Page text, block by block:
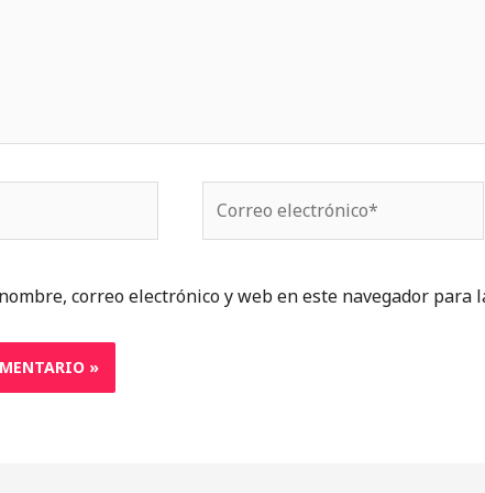
electrónico*
correo electrónico y web en este navegador para